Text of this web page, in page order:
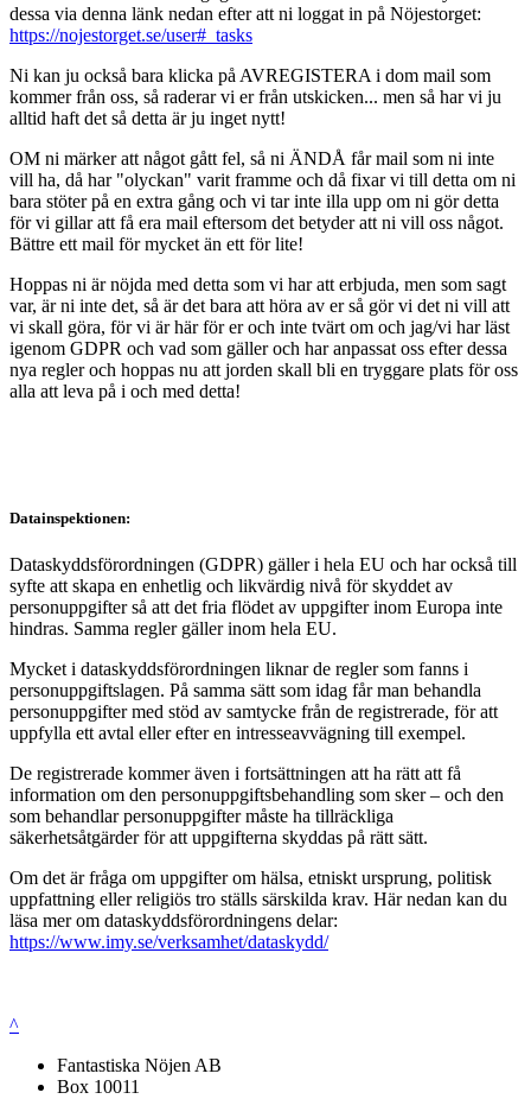
dessa via denna länk nedan efter att ni loggat in på Nöjestorget:
https://nojestorget.se/user#_tasks
Ni kan ju också bara klicka på AVREGISTERA i dom mail som
kommer från oss, så raderar vi er från utskicken... men så har vi ju
alltid haft det så detta är ju inget nytt!
OM ni märker att något gått fel, så ni ÄNDÅ får mail som ni inte
vill ha, då har "olyckan" varit framme och då fixar vi till detta om ni
bara stöter på en extra gång och vi tar inte illa upp om ni gör detta
för vi gillar att få era mail eftersom det betyder att ni vill oss något.
Bättre ett mail för mycket än ett för lite!
Hoppas ni är nöjda med detta som vi har att erbjuda, men som sagt
var, är ni inte det, så är det bara att höra av er så gör vi det ni vill att
vi skall göra, för vi är här för er och inte tvärt om och jag/vi har läst
igenom GDPR och vad som gäller och har anpassat oss efter dessa
nya regler och hoppas nu att jorden skall bli en tryggare plats för oss
alla att leva på i och med detta!
Datainspektionen:
Dataskyddsförordningen (GDPR) gäller i hela EU och har också till
syfte att skapa en enhetlig och likvärdig nivå för skyddet av
personuppgifter så att det fria flödet av uppgifter inom Europa inte
hindras. Samma regler gäller inom hela EU.
Mycket i dataskyddsförordningen liknar de regler som fanns i
personuppgiftslagen. På samma sätt som idag får man behandla
personuppgifter med stöd av samtycke från de registrerade, för att
uppfylla ett avtal eller efter en intresseavvägning till exempel.
De registrerade kommer även i fortsättningen att ha rätt att få
information om den personuppgiftsbehandling som sker – och den
som behandlar personuppgifter måste ha tillräckliga
säkerhetsåtgärder för att uppgifterna skyddas på rätt sätt.
Om det är fråga om uppgifter om hälsa, etniskt ursprung, politisk
uppfattning eller religiös tro ställs särskilda krav. Här nedan kan du
läsa mer om dataskyddsförordningens delar:
https://www.imy.se/verksamhet/dataskydd/
^
Fantastiska Nöjen AB
Box 10011